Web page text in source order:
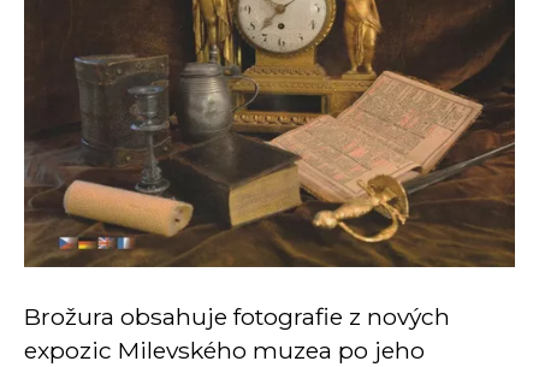
Brožura obsahuje fotografie z nových
expozic Milevského muzea po jeho